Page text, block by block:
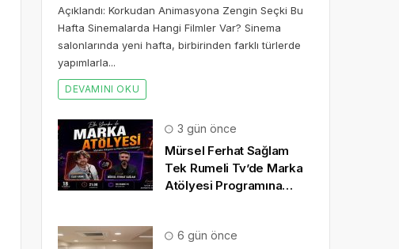
Açıklandı: Korkudan Animasyona Zengin Seçki Bu
Hafta Sinemalarda Hangi Filmler Var? Sinema
salonlarında yeni hafta, birbirinden farklı türlerde
yapımlarla...
DEVAMINI OKU
3 gün önce
Mürsel Ferhat Sağlam
Tek Rumeli Tv’de Marka
Atölyesi Programına
6 gün önce